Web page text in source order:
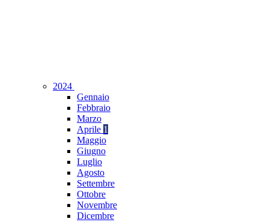
2024
Gennaio
Febbraio
Marzo
Aprile 1
Maggio
Giugno
Luglio
Agosto
Settembre
Ottobre
Novembre
Dicembre